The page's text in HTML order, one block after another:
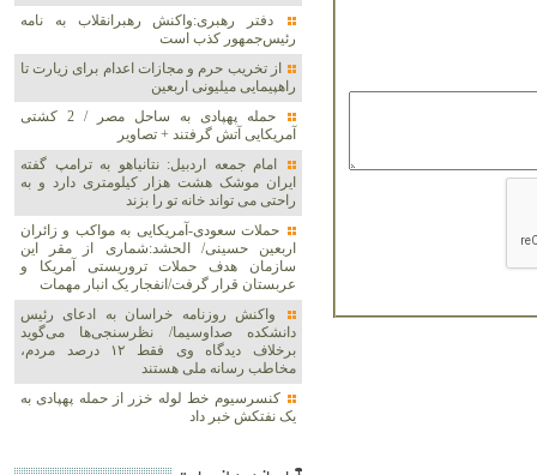
دفتر رهبری:واکنش رهبرانقلاب به نامه
رئیس‌جمهور کذب است
از تخریب حرم و مجازات اعدام برای زیارت تا
راهپیمایی میلیونی اربعین
حمله پهپادی به ساحل مصر / 2 کشتی
آمریکایی آتش گرفتند + تصاویر
امام جمعه اردبیل: نتانیاهو به ترامپ گفته
ایران موشک هشت هزار کیلومتری دارد و به
راحتی می تواند خانه تو را بزند
حملات سعودی-آمریکایی به مواکب و زائران
اربعین حسینی/ الحشد:شماری از مقر این
سازمان هدف حملات تروریستی آمریکا و
عربستان قرار گرفت/انفجار یک انبار مهمات
واکنش روزنامه خراسان به ادعای رئیس
دانشکده صداوسیما/ نظرسنجی‌ها می‌گوید
برخلاف دیدگاه وی فقط ۱۲ درصد مردم،
مخاطب رسانه ملی هستند
کنسرسیوم خط لوله خزر از حمله پهپادی به
یک نفتکش خبر داد